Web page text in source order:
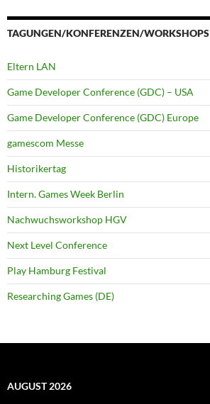
TAGUNGEN/KONFERENZEN/WORKSHOPS
Eltern LAN
Game Developer Conference (GDC) – USA
Game Developer Conference (GDC) Europe
gamescom Messe
Historikertag
Intern. Games Week Berlin
Nachwuchsworkshop HGV
Next Level Conference
Play Hamburg Festival
Researching Games (DE)
AUGUST 2026